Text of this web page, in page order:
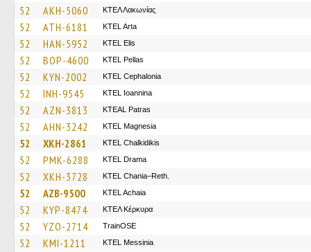
52 AKH-5060 ΚΤΕΛ Λακωνίας
52 ATH-6181 KTEL Arta
52 HAN-5952 KTEL Elis
52 BOP-4600 KTEL Pellas
52 KYN-2002 KTEL Cephalonia
52 INH-9545 KTEL Ioannina
52 AZN-3813 KTEAL Patras
52 AHN-3242 ΚΤΕL Magnesia
52 XKH-2861 ΚΤΕL Chalkidikis
52 PMK-6288 KTEL Drama
52 XKH-3728 KTEL Chania–Reth.
52 AZB-9500 KTEL Achaia
52 KYP-8474 ΚΤΕΛ Κέρκυρα
52 YZO-2714 TrainΟSE
52 KMI-1211 KTEL Messinia